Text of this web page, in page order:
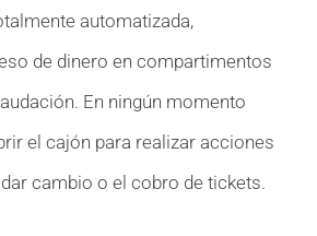
automatizada,
de dinero en compartimentos
En ningún momento
el cajón para realizar acciones
cambio o el cobro de tickets.